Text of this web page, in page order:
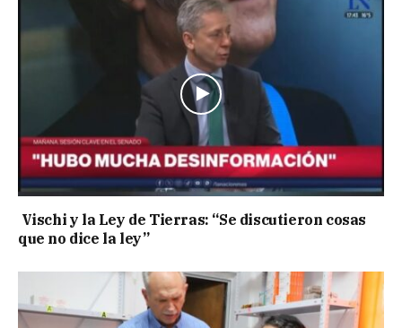
Vischi y la Ley de Tierras: “Se discutieron cosas
que no dice la ley”